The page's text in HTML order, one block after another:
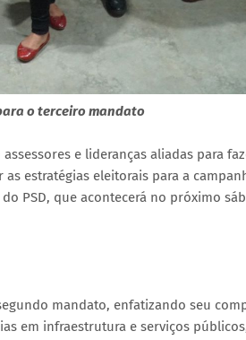
o terceiro mandato
e lideranças aliadas para
estratégias eleitorais para a
PSD, que acontecerá no próximo
mandato, enfatizando seu
em infraestrutura e serviços